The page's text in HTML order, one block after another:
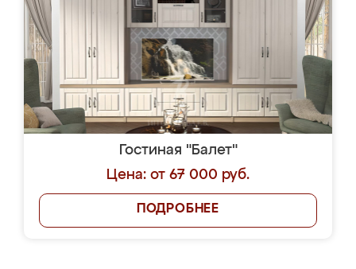
Гостиная "Балет"
Цена: от 67 000 руб.
ПОДРОБНЕЕ